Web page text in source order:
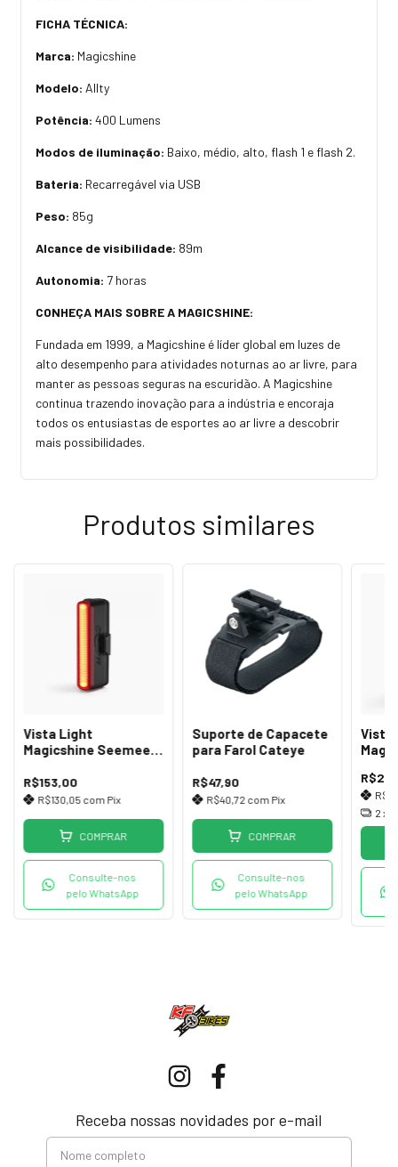
FICHA TÉCNICA:
Marca: Magicshine
Modelo: Allty
Potência: 400 Lumens
Modos de iluminação: Baixo, médio, alto, flash 1 e flash 2.
Bateria: Recarregável via USB
Peso: 85g
Alcance de visibilidade: 89m
Autonomia: 7 horas
CONHEÇA MAIS SOBRE A MAGICSHINE:
Fundada em 1999, a Magicshine é líder global em luzes de
alto desempenho para atividades noturnas ao ar livre, para
manter as pessoas seguras na escuridão. A Magicshine
continua trazendo inovação para a indústria e encoraja
todos os entusiastas de esportes ao ar livre a descobrir
mais possibilidades.
Produtos similares
Vista Light
Magicshine Seemee
USB-C
R$153,00
R$130,05 com Pix
COMPRAR
Consulte-nos
pelo WhatsApp
Suporte de Capacete
para Farol Cateye
R$47,90
R$40,72 com Pix
COMPRAR
Consulte-nos
pelo WhatsApp
Vista
USB-
2 x
Receba nossas novidades por e-mail